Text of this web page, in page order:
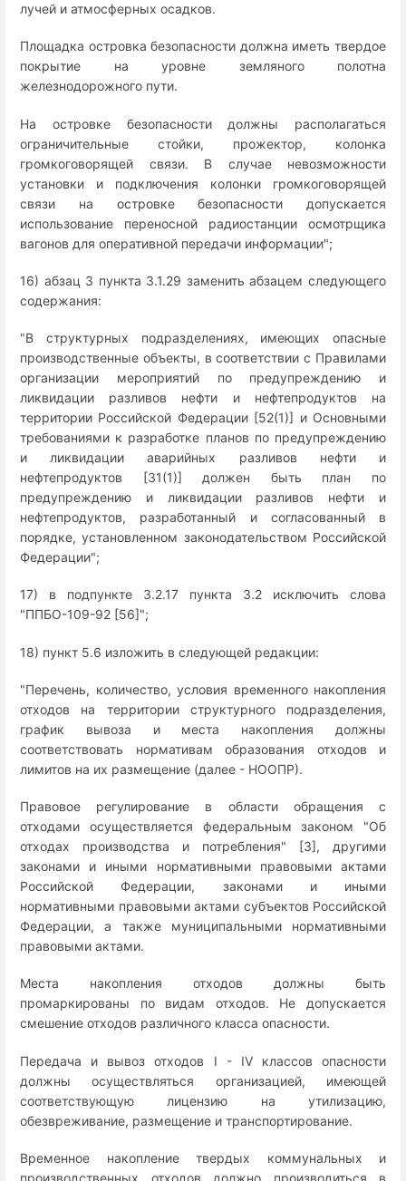
лучей и атмосферных осадков.
Площадка островка безопасности должна иметь твердое
покрытие на уровне земляного полотна
железнодорожного пути.
На островке безопасности должны располагаться
ограничительные стойки, прожектор, колонка
громкоговорящей связи. В случае невозможности
установки и подключения колонки громкоговорящей
связи на островке безопасности допускается
использование переносной радиостанции осмотрщика
вагонов для оперативной передачи информации";
16) абзац 3 пункта 3.1.29 заменить абзацем следующего
содержания:
"В структурных подразделениях, имеющих опасные
производственные объекты, в соответствии с Правилами
организации мероприятий по предупреждению и
ликвидации разливов нефти и нефтепродуктов на
территории Российской Федерации [52(1)] и Основными
требованиями к разработке планов по предупреждению
и ликвидации аварийных разливов нефти и
нефтепродуктов [31(1)] должен быть план по
предупреждению и ликвидации разливов нефти и
нефтепродуктов, разработанный и согласованный в
порядке, установленном законодательством Российской
Федерации";
17) в подпункте 3.2.17 пункта 3.2 исключить слова
"ППБО-109-92 [56]";
18) пункт 5.6 изложить в следующей редакции:
"Перечень, количество, условия временного накопления
отходов на территории структурного подразделения,
график вывоза и места накопления должны
соответствовать нормативам образования отходов и
лимитов на их размещение (далее - НООПР).
Правовое регулирование в области обращения с
отходами осуществляется федеральным законом "Об
отходах производства и потребления" [3], другими
законами и иными нормативными правовыми актами
Российской Федерации, законами и иными
нормативными правовыми актами субъектов Российской
Федерации, а также муниципальными нормативными
правовыми актами.
Места накопления отходов должны быть
промаркированы по видам отходов. Не допускается
смешение отходов различного класса опасности.
Передача и вывоз отходов I - IV классов опасности
должны осуществляться организацией, имеющей
соответствующую лицензию на утилизацию,
обезвреживание, размещение и транспортирование.
Временное накопление твердых коммунальных и
производственных отходов должно производиться в